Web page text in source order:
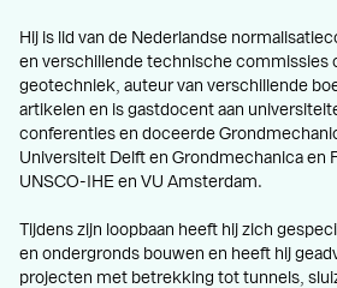
Hij is lid van de Nederlandse
en verschillende technische commissies
geotechniek, auteur van verschillende
artikelen en is gastdocent aan
conferenties en doceerde
Universiteit Delft en Grondmechanica en
UNSCO-IHE en VU Amsterdam.
Tijdens zijn loopbaan heeft hij zich
en ondergronds bouwen en heeft hij
projecten met betrekking tot tunnels,